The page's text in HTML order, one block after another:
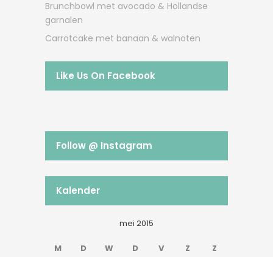
Brunchbowl met avocado & Hollandse
garnalen
Carrotcake met banaan & walnoten
Like Us On Facebook
Follow @ Instagram
Kalender
mei 2015
M D W D V Z Z